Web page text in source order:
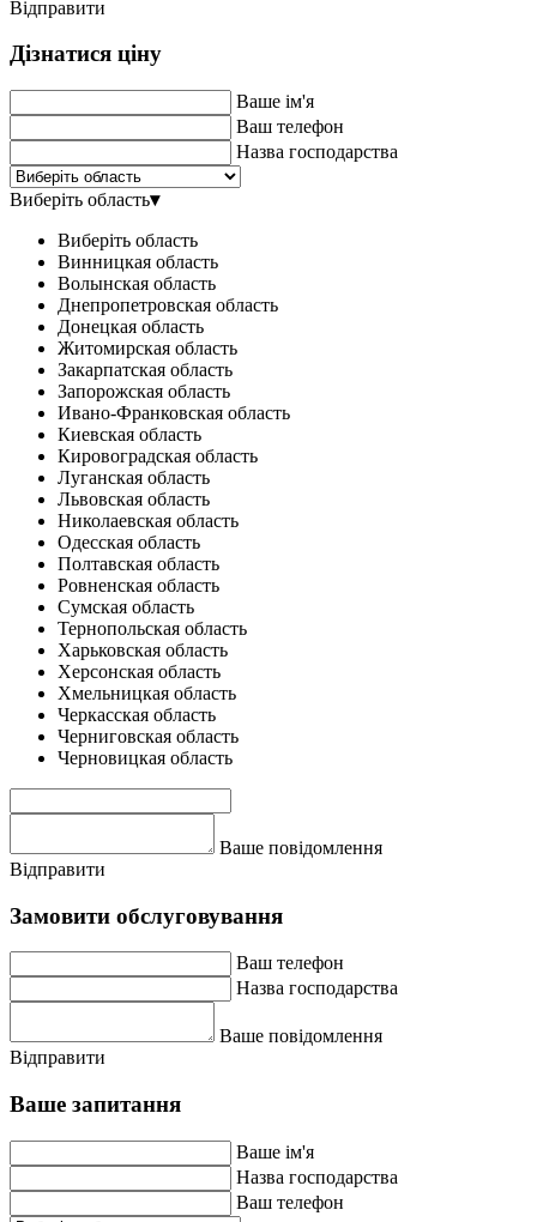
Відправити
Дізнатися ціну
Ваше ім'я
Ваш телефон
Назва господарства
Виберіть область▾
Виберіть область
Винницкая область
Волынская область
Днепропетровская область
Донецкая область
Житомирская область
Закарпатская область
Запорожская область
Ивано-Франковская область
Киевская область
Кировоградская область
Луганская область
Львовская область
Николаевская область
Одесская область
Полтавская область
Ровненская область
Сумская область
Тернопольская область
Харьковская область
Херсонская область
Хмельницкая область
Черкасская область
Черниговская область
Черновицкая область
Ваше повідомлення
Відправити
Замовити обслуговування
Ваш телефон
Назва господарства
Ваше повідомлення
Відправити
Ваше запитання
Ваше ім'я
Назва господарства
Ваш телефон